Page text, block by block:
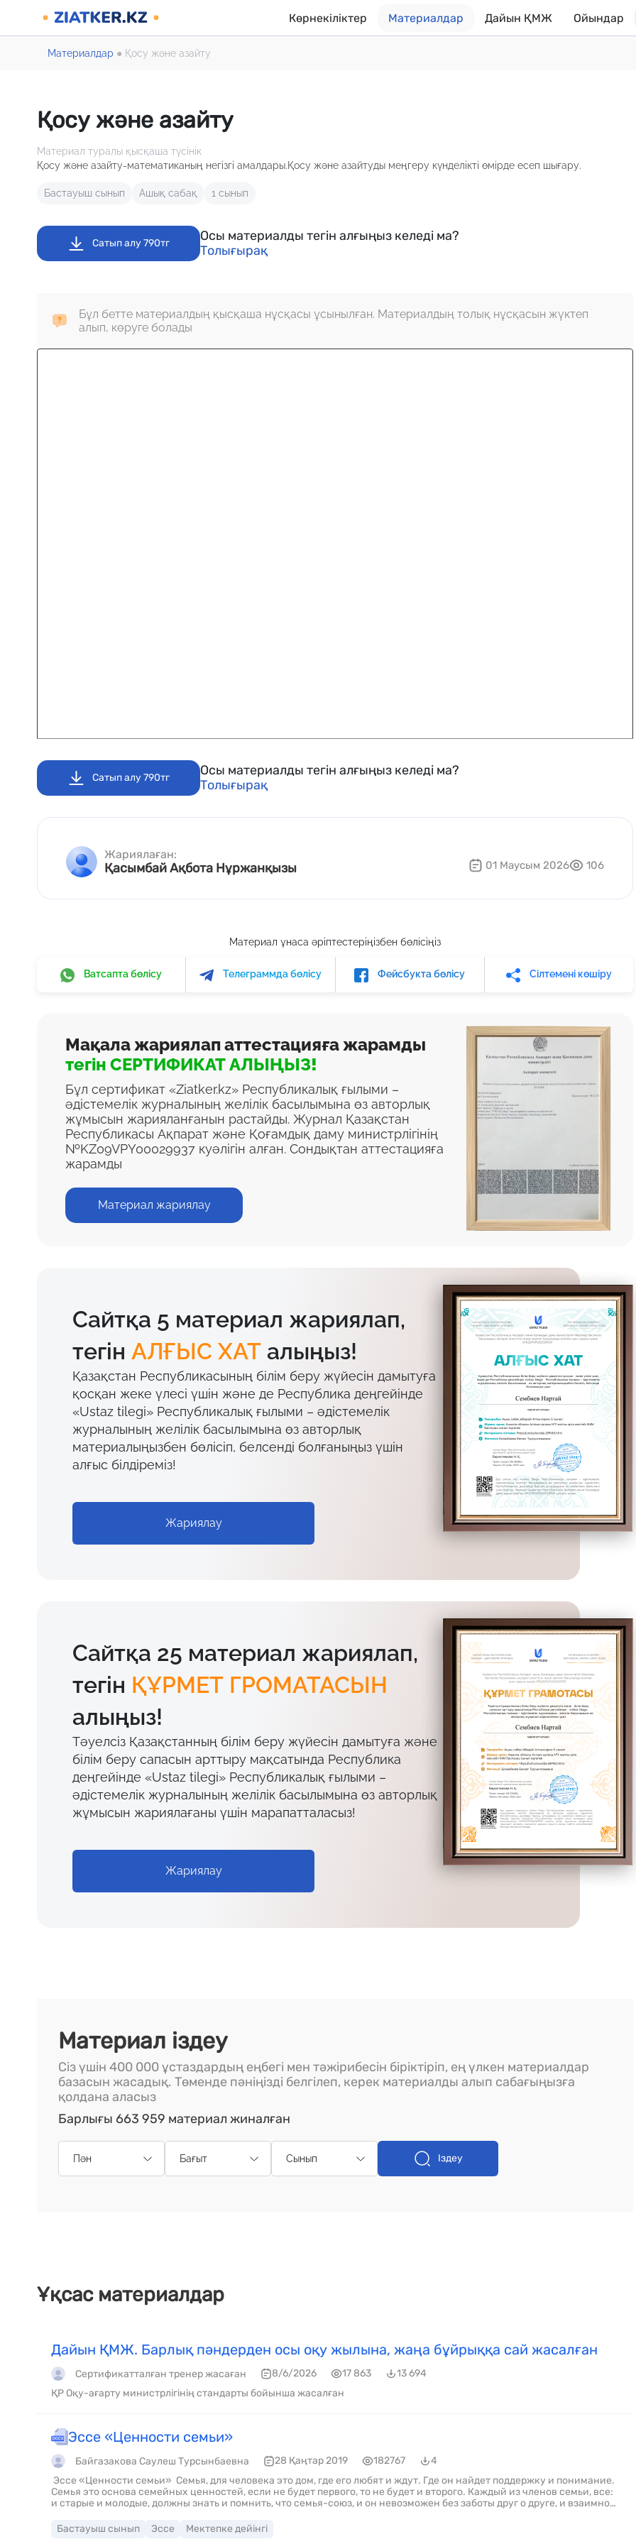
Көрнекіліктер Материалдар Дайын ҚМЖ Ойындар
Материалдар ● Қосу және азайту
Қосу және азайту
Материал туралы қысқаша түсінік
Қосу және азайту-математиканың негізгі амалдары.Қосу және азайтуды меңгеру күнделікті өмірде есеп шығару.
Бастауыш сынып Ашық сабақ 1 сынып
Сатып алу 790тг
Осы материалды тегін алғыңыз келеді ма?
Толығырақ
Бұл бетте материалдың қысқаша нұсқасы ұсынылған. Материалдың толық нұсқасын жүктеп
алып, көруге болады
Сатып алу 790тг
Осы материалды тегін алғыңыз келеді ма?
Толығырақ
Жариялаған:
Қасымбай Ақбота Нұржанқызы 01 Маусым 2026 106
Материал ұнаса әріптестеріңізбен бөлісіңіз
Ватсапта бөлісу Телеграммда бөлісу Фейсбукта бөлісу Сілтемені көшіру
Мақала жариялап аттестацияға жарамды
тегін СЕРТИФИКАТ АЛЫҢЫЗ!
Бұл сертификат «Ziatker.kz» Республикалық ғылыми –
әдістемелік журналының желілік басылымына өз авторлық
жұмысын жарияланғанын растайды. Журнал Қазақстан
Республикасы Ақпарат және Қоғамдық даму министрлігінің
№KZ09VPY00029937 куәлігін алған. Сондықтан аттестацияға
жарамды
Материал жариялау
Сайтқа 5 материал жариялап,
тегін АЛҒЫС ХАТ алыңыз!
Қазақстан Республикасының білім беру жүйесін дамытуға
қосқан жеке үлесі үшін және де Республика деңгейінде
«Ustaz tilegi» Республикалық ғылыми – әдістемелік
журналының желілік басылымына өз авторлық
материалыңызбен бөлісіп, белсенді болғаныңыз үшін
алғыс білдіреміз!
Жариялау
Сайтқа 25 материал жариялап,
тегін ҚҰРМЕТ ГРОМАТАСЫН
алыңыз!
Тәуелсіз Қазақстанның білім беру жүйесін дамытуға және
білім беру сапасын арттыру мақсатында Республика
деңгейінде «Ustaz tilegi» Республикалық ғылыми –
әдістемелік журналының желілік басылымына өз авторлық
жұмысын жариялағаны үшін марапатталасыз!
Жариялау
Материал іздеу
Сіз үшін 400 000 ұстаздардың еңбегі мен тәжірибесін біріктіріп, ең үлкен материалдар
базасын жасадық. Төменде пәніңізді белгілеп, керек материалды алып сабағыңызға
қолдана аласыз
Барлығы 663 959 материал жиналған
Пән Бағыт Сынып Іздеу
Ұқсас материалдар
Дайын ҚМЖ. Барлық пәндерден осы оқу жылына, жаңа бұйрыққа сай жасалған
Сертификатталған тренер жасаған 8/6/2026 17 863
13 694
ҚР Оқу-ағарту министрлігінің стандарты бойынша жасалған
Эссе «Ценности семьи»
Байгазакова Саулеш Турсынбаевна 28 Қаңтар 2019 182767
4
Эссе «Ценности семьи» Семья, для человека это дом, где его любят и ждут. Где он найдет поддержку и понимание.
Семья это основа семейных ценностей, если не будет первого, то не будет и второго. Каждый из членов семьи, все:
и старые и молодые, должны знать и помнить, что семья-союз, и он невозможен без заботы друг о друге, и взаимной
гости. Старшее поколение передает младшим истории своих «фамилий». Рассказывают, рассматривая
фотографии, семейные предания, не забывая про веселые, шуточные байки о родственниках. Все это не только
Бастауыш сынып Эссе Мектепке дейінгі